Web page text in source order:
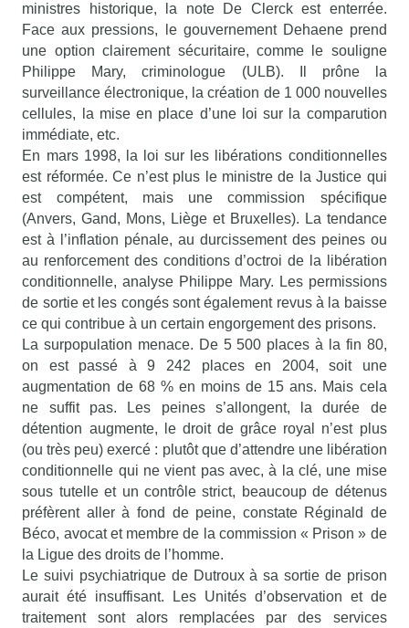
ministres historique, la note De Clerck est enterrée.
Face aux pressions, le gouvernement Dehaene prend
une option clairement sécuritaire, comme le souligne
Philippe Mary, criminologue (ULB). Il prône la
surveillance électronique, la création de 1 000 nouvelles
cellules, la mise en place d’une loi sur la comparution
immédiate, etc.
En mars 1998, la loi sur les libérations conditionnelles
est réformée. Ce n’est plus le ministre de la Justice qui
est compétent, mais une commission spécifique
(Anvers, Gand, Mons, Liège et Bruxelles). La tendance
est à l’inflation pénale, au durcissement des peines ou
au renforcement des conditions d’octroi de la libération
conditionnelle, analyse Philippe Mary. Les permissions
de sortie et les congés sont également revus à la baisse
ce qui contribue à un certain engorgement des prisons.
La surpopulation menace. De 5 500 places à la fin 80,
on est passé à 9 242 places en 2004, soit une
augmentation de 68 % en moins de 15 ans. Mais cela
ne suffit pas. Les peines s’allongent, la durée de
détention augmente, le droit de grâce royal n’est plus
(ou très peu) exercé : plutôt que d’attendre une libération
conditionnelle qui ne vient pas avec, à la clé, une mise
sous tutelle et un contrôle strict, beaucoup de détenus
préfèrent aller à fond de peine, constate Réginald de
Béco, avocat et membre de la commission « Prison » de
la Ligue des droits de l’homme.
Le suivi psychiatrique de Dutroux à sa sortie de prison
aurait été insuffisant. Les Unités d’observation et de
traitement sont alors remplacées par des services